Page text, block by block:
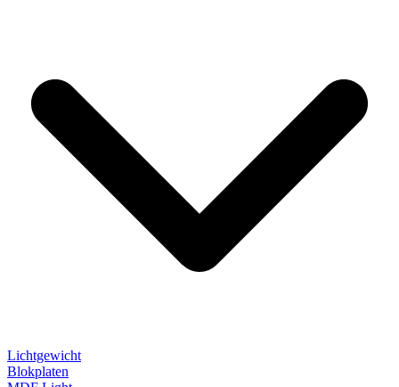
Lichtgewicht
Blokplaten